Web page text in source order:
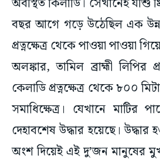
বছর আগে গড়ে উঠেছিল এক
প্রত্নক্ষেত্র থেকে পাওয়া পাওয়া
অলঙ্কার, তামিল ব্রাহ্মী লিপির
কেলাডি প্রত্নক্ষেত্র থেকে ৮০০
সমাধিক্ষেত্র। যেখানে মাটির
দেহাবশেষ উদ্ধার হয়েছে। উদ্ধার
অংশ দিয়েই এই দু’জন মানুষের